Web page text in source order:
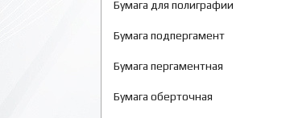
Бумага для полиграфии
Бумага подпергамент
Бумага пергаментная
Бумага оберточная